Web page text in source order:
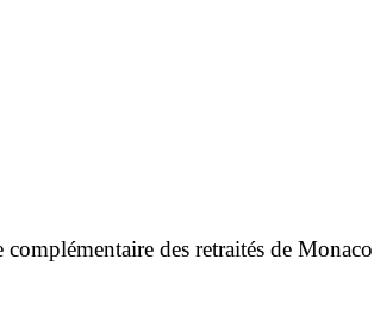
des retraités de